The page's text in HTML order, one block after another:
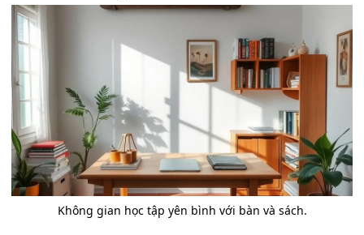
Không gian học tập yên bình với bàn và sách.